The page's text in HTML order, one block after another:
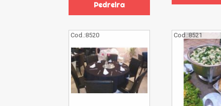
Pedreira
Cod.:8520 Cod.:8521